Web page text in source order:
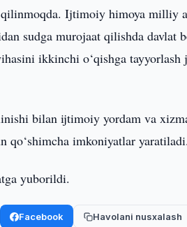
Ijtimoiy himoya milliy
sudga murojaat qilishda davlat
ikkinchi o‘qishga tayyorlash
bilan ijtimoiy yordam va
imkoniyatlar yaratiladi.
yuborildi.
Facebook Havolani nusxalash